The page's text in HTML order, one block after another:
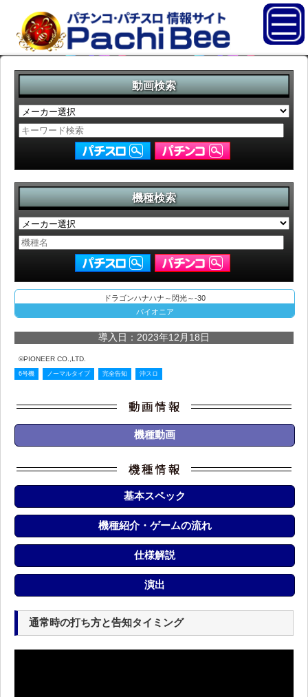
動画検索
機種検索
ドラゴンハナハナ～閃光～-30
パイオニア
導入日：2023年12月18日
©PIONEER CO.,LTD.
6号機 ノーマルタイプ 完全告知 沖スロ
機種動画
基本スペック
機種紹介・ゲームの流れ
仕様解説
演出
通常時の打ち方と告知タイミング